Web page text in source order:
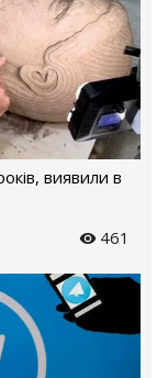
виявили в
461